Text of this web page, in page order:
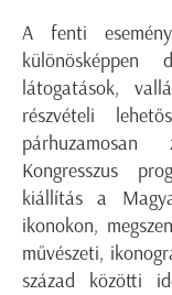
A fenti
különösképpen
látogatások,
részvételi
párhuzamosan
Kongresszus
kiállítás a
ikonokon,
művészeti,
század közötti